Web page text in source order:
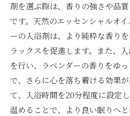
剤を選ぶ際は、香りの強さや品
です。天然のエッセンシャルオ
ーの入浴剤は、より純粋な香り
ラックスを促進します。また、
を行い、ラベンダーの香りをゆ
で、さらに心を落ち着ける効果
て、入浴時間を20分程度に設定
温めることで、より良い眠りへと